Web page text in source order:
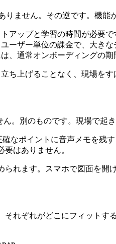
りません。その逆です。機能
ップと学習の時間が必要
ザー単位の課金で、大き
通常オンボーディングの
ち上げることなく、現場を
。別のものです。現場で
なポイントに音声メモを残
はありません。
られます。スマホで図面を開
れぞれがどこにフィットす